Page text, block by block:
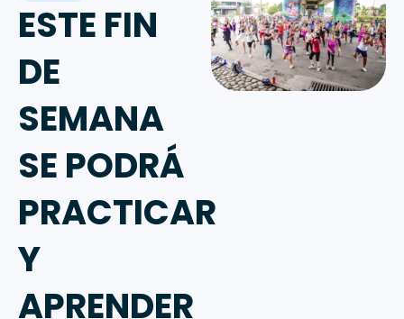
ESTE FIN
DE
SEMANA
SE PODRÁ
PRACTICAR
Y
APRENDER